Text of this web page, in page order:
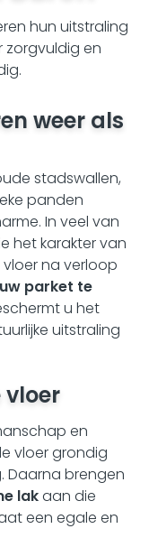
hun uitstraling
zorgvuldig en
weer als
stadswallen,
panden
In veel van
het karakter van
na verloop
uw parket te
u het
uitstraling
vloer
en
vloer grondig
Daarna brengen
lakaan die
een egale en